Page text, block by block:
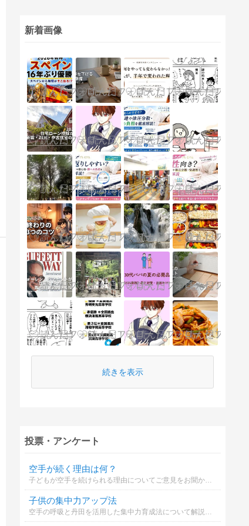
新着画像
続きを表示
投票・アンケート
空手が続く理由は何？
子供の集中力アップ法